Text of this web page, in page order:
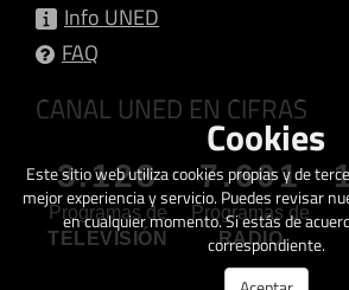
Info UNED
FAQ
CANAL UNED EN CIFRAS
3.128
Programas de
TELEVISIÓN
7.601
Programas de
RADIO
Cookies
Este sitio web utiliza cookies propias y de
mejor experiencia y servicio. Puedes revisar
en cualquier momento. Si estás de
correspondiente.